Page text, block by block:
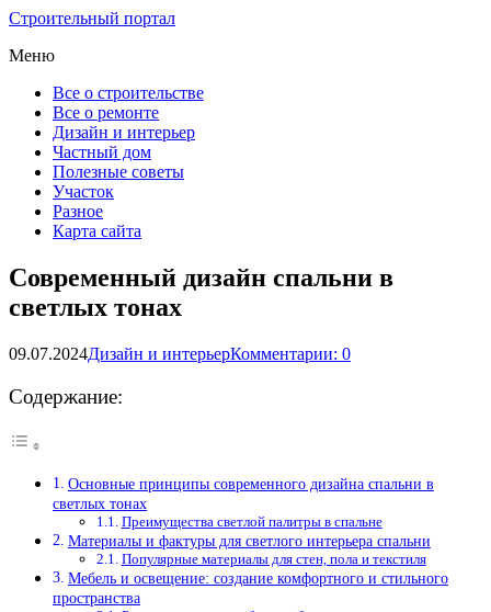
Строительный портал
Меню
Все о строительстве
Все о ремонте
Дизайн и интерьер
Частный дом
Полезные советы
Участок
Разное
Карта сайта
Современный дизайн спальни в
светлых тонах
09.07.2024Дизайн и интерьерКомментарии: 0
Содержание:
Основные принципы современного дизайна спальни в
светлых тонах
Преимущества светлой палитры в спальне
Материалы и фактуры для светлого интерьера спальни
Популярные материалы для стен, пола и текстиля
Мебель и освещение: создание комфортного и стильного
пространства